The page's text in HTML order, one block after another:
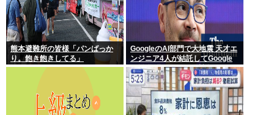
熊本避難所の皆様「パンばっか
り。飽き飽きしてる」
GoogleのAI部門で大地震 天才エ
ンジニア4人が結託してGoogle
を離脱 遅れを取るAI競争さらに
苦しく 株価に影響大